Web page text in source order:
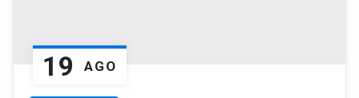
19 AGO